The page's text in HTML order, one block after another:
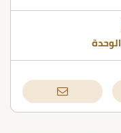
الوحدة